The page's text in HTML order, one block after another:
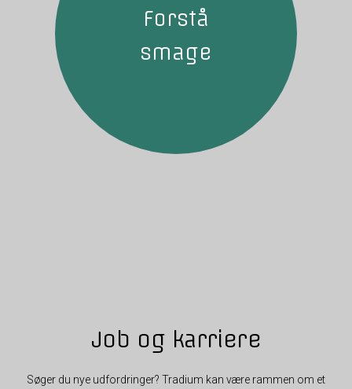
Forstå
smage
Job og karriere
Søger du nye udfordringer? Tradium kan være rammen om et